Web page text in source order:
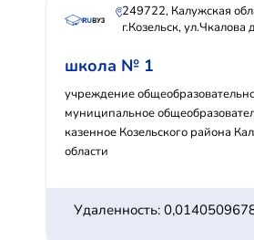
249722, Калужская
г.Козельск, ул.Чкалова
школа № 1
учреждение
муниципальное
казенное Козельского района
области
Удаленность: